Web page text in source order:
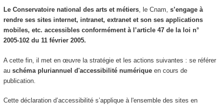
Le Conservatoire national des arts et métiers, le Cnam, s’engage à
rendre ses sites internet, intranet, extranet et son ses applications
mobiles, etc. accessibles conformément à l’article 47 de la loi n°
2005-102 du 11 février 2005.
A cette fin, il met en œuvre la stratégie et les actions suivantes : se référer
au schéma pluriannuel d'accessibilité numériqueen cours de
publication.
Cette déclaration d’accessibilité s’applique à l'ensemble des sites en